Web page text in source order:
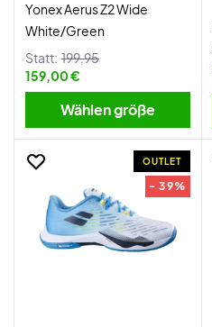
Yonex Aerus Z2 Wide
White/Green
Statt: 199,95
159,00 €
Wählen größe
OUTLET
- 39%